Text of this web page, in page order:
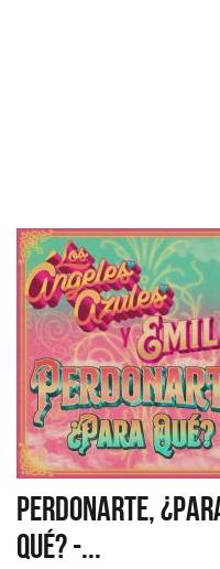
PERDONARTE,
QUÉ? -...